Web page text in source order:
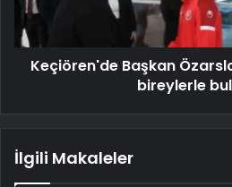
Keçiören'de Başkan
bireylerle
İlgili Makaleler